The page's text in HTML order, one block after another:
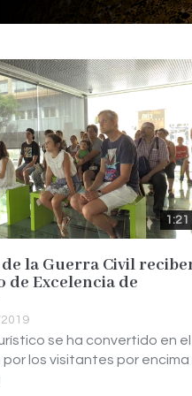
1:21
la Guerra Civil
de Excelencia de
se ha convertido en el
los visitantes por encima